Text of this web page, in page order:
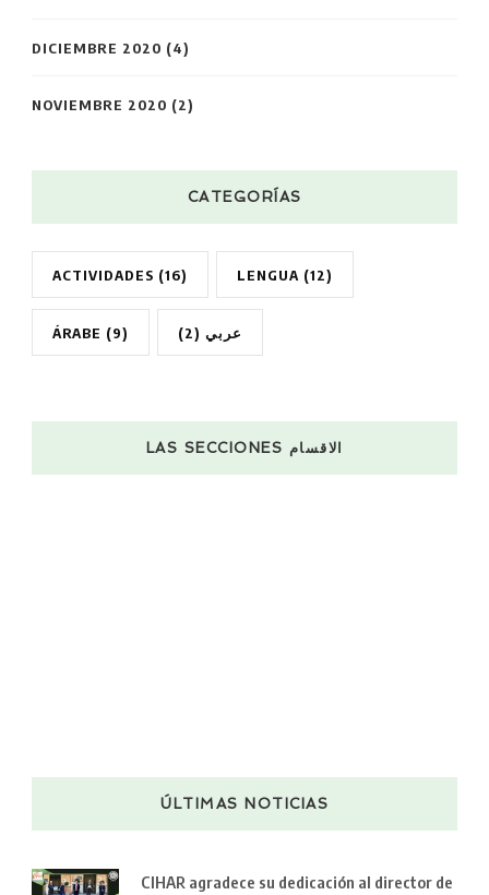
DICIEMBRE 2020 (4)
NOVIEMBRE 2020 (2)
CATEGORÍAS
ACTIVIDADES (16) LENGUA (12)
ÁRABE (9) عربي (2)
LAS SECCIONES الاقسام
ÚLTIMAS NOTICIAS
CIHAR agradece su dedicación al director de